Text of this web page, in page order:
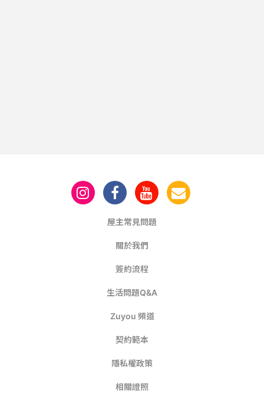
屋主常見問題
關於我們
簽約流程
生活問題Q&A
Zuyou 頻道
契約範本
隱私權政策
相關證照